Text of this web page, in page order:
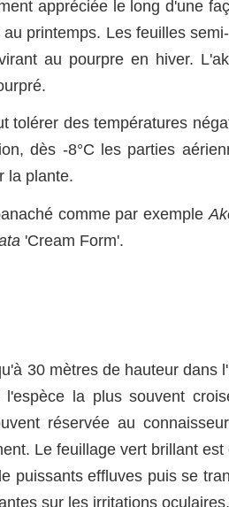
appréciée le long d'une
printemps. Les feuilles
au pourpre en hiver.
tolérer des températures
dès -8°C les parties
la plante.
comme par exemple
'Cream Form'.
30 mètres de hauteur dans
l'espèce la plus souvent
réservée au
Le feuillage vert brillant est
puissants effluves puis se
sur les irritations oculaires.